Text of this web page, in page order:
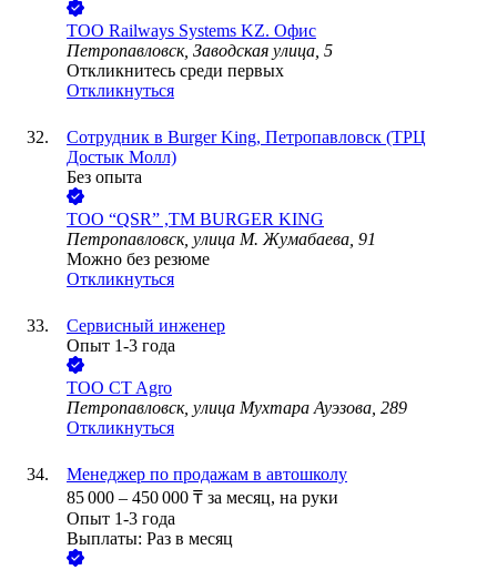
ТОО Railways Systems KZ. ⁠Офис
Петропавловск, Заводская улица, 5
Откликнитесь среди первых
Откликнуться
Сотрудник в Burger King, Петропавловск (ТРЦ
Достык Молл)
Без опыта
ТОО “QSR” ,ТМ BURGER KING
Петропавловск, улица М. Жумабаева, 91
Можно без резюме
Откликнуться
Сервисный инженер
Опыт 1-3 года
ТОО CT Agro
Петропавловск, улица Мухтара Ауэзова, 289
Откликнуться
Менеджер по продажам в автошколу
85 000 – 450 000 ₸ за месяц, на руки
Опыт 1-3 года
Выплаты: Раз в месяц